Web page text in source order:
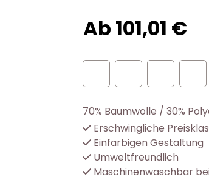
Ab 101,01 €
70% Baumwolle / 30%
Erschwingliche
Einfarbigen Gestaltung
Umweltfreundlich
Maschinenwaschbar